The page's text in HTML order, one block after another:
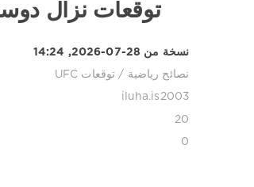
توقعات نزال
نسخة من 28-07-2026, 14:24
نصائح رياضية / توقعات UFC
iluha.is2003
20
0